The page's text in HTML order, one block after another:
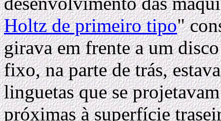
Holtz de primeiro tipo"
girava em frente a um
fixo, na parte de trás,
linguetas que se
próximas à superfície